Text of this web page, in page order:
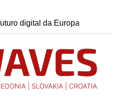
digital da Europa